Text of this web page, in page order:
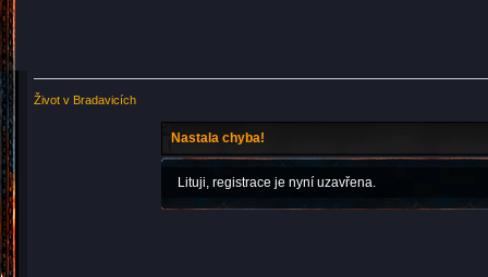
Život v Bradavicích
Nastala chyba!
Lituji, registrace je nyní uzavřena.